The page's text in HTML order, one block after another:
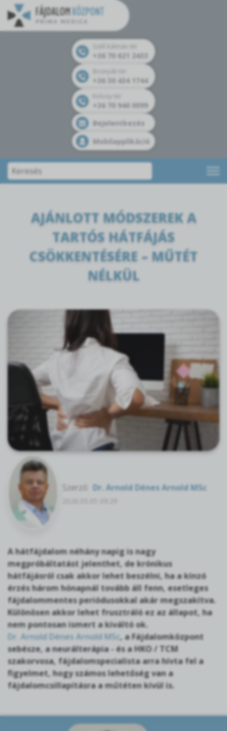
+36 70 621 2433
+36 30 434 1744
+36 70 940 0099
Bejelentkezés
Mobilapplikáció
AJÁNLOTT MÓDSZEREK A
TARTÓS HÁTFÁJÁS
CSÖKKENTÉSÉRE – MŰTÉT
NÉLKÜL
Szerző: Dr. Arnold Dénes Arnold MSc
A hátfájdalom néhány napig is nagy
megpróbáltatást jelenthet, de krónikus
hátfájásról csak akkor lehet beszélni, ha a kínzó
érzés három hónapnál tovább áll fenn, esetleges
fájdalommentes periódusokkal akár megszakítva.
Különösen akkor lehet frusztráló ez az állapot, ha
nem pontosan ismert a kiváltó ok.
Dr. Arnold Dénes Arnold MSc, a Fájdalomközpont
sebésze, a neurálterápia - és a HKO / TCM
szakorvosa, fájdalomspecialista arra hívta fel a
figyelmet, hogy számos lehetőség van a
fájdalomcsillapításra a műtéten kívül is.